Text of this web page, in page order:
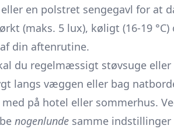
en polstret sengegavl for at
(maks. 5 lux), køligt (16-19
din aftenrutine.
du regelmæssigt støvsuge
langs væggen eller bag
på hotel eller sommerhus.
nogenlunde samme